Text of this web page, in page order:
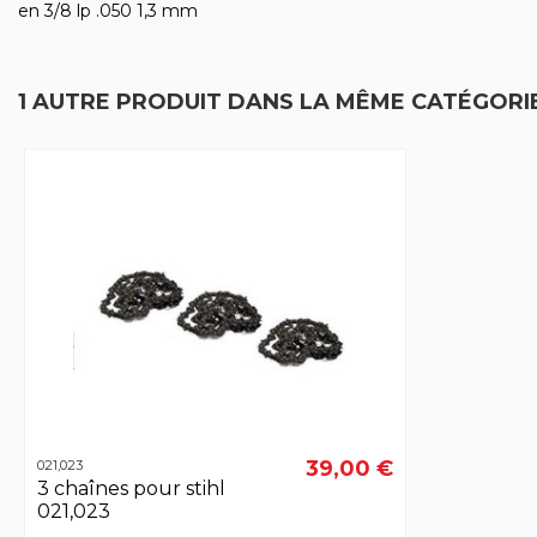
en 3/8 lp .050 1,3 mm
1 AUTRE PRODUIT DANS LA MÊME
021,023
3 chaînes pour stihl
021,023
39,00 €